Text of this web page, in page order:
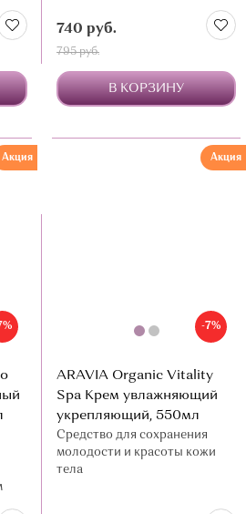
740 руб.
795 руб.
В КОРЗИНУ
Акция
-7%
Акция
ARAVIA Organic Vitality
Spa Крем увлажняющий
укрепляющий, 550мл
Средство для сохранения
молодости и красоты кожи
тела